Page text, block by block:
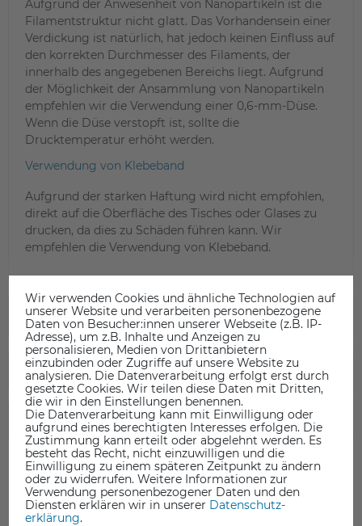
Aufgrund der Anwesenheit von Nanopartikeln ist die
Filamentstruktur nicht glatt. Das Vorhandensein einer
Verdickung ist natürlich, hat jedoch keinen Einfluss auf
den korrekten Durchmesser des Filaments, der
innerhalb des angegebenen Bereichs liegt. Aufgrund
der Möglichkeit der Ansammlung von Nanopartikeln
empfehlen wir die Verwendung einer 0,6-mm-Düse.
Wenn die Düse verstopft ist, sollte die
Drucktemperatur erhöht werden.
Verwendung von Klebeband
Aufgrund der starken Haftung wird nicht empfohlen,
direkt auf die Oberfläche des Tisches oder Glases zu
drucken, da dies zu Schäden führen kann. Wir
empfehlen die Verwendung von Klebeband.
TECHNISCHE DATEN
DATENBLATT
SICHERHEITSINFORMATIONEN
Kundenrezensionen (0)
Wir verwenden Cookies und ähnliche Technologien auf
unserer Website und verarbeiten personenbezogene
Daten von Besucher:innen unserer Webseite (z.B. IP-
Adresse), um z.B. Inhalte und Anzeigen zu
personalisieren, Medien von Drittanbietern
einzubinden oder Zugriffe auf unsere Website zu
analysieren. Die Datenverarbeitung erfolgt erst durch
gesetzte Cookies. Wir teilen diese Daten mit Dritten,
die wir in den Einstellungen benennen.
Die Datenverarbeitung kann mit Einwilligung oder
aufgrund eines berechtigten Interesses erfolgen. Die
Zustimmung kann erteilt oder abgelehnt werden. Es
besteht das Recht, nicht einzuwilligen und die
Einwilligung zu einem späteren Zeitpunkt zu ändern
oder zu widerrufen. Weitere Informationen zur
Verwendung personenbezogener Daten und den
Diensten erklären wir in unserer Daten­schutz­
erklärung.